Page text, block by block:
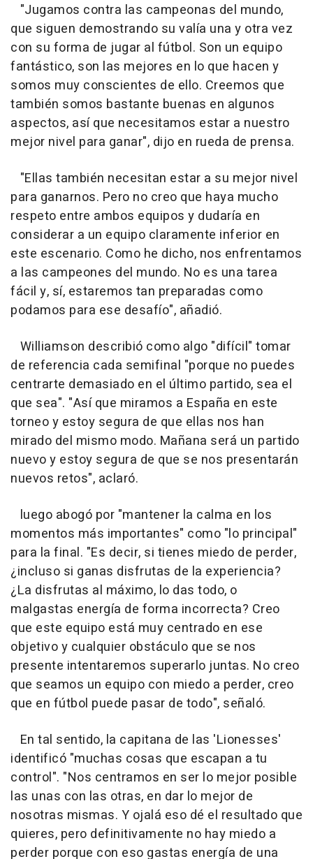
"Jugamos contra las campeonas del mundo,
que siguen demostrando su valía una y otra vez
con su forma de jugar al fútbol. Son un equipo
fantástico, son las mejores en lo que hacen y
somos muy conscientes de ello. Creemos que
también somos bastante buenas en algunos
aspectos, así que necesitamos estar a nuestro
mejor nivel para ganar", dijo en rueda de prensa.
"Ellas también necesitan estar a su mejor nivel
para ganarnos. Pero no creo que haya mucho
respeto entre ambos equipos y dudaría en
considerar a un equipo claramente inferior en
este escenario. Como he dicho, nos enfrentamos
a las campeones del mundo. No es una tarea
fácil y, sí, estaremos tan preparadas como
podamos para ese desafío", añadió.
Williamson describió como algo "difícil" tomar
de referencia cada semifinal "porque no puedes
centrarte demasiado en el último partido, sea el
que sea". "Así que miramos a España en este
torneo y estoy segura de que ellas nos han
mirado del mismo modo. Mañana será un partido
nuevo y estoy segura de que se nos presentarán
nuevos retos", aclaró.
luego abogó por "mantener la calma en los
momentos más importantes" como "lo principal"
para la final. "Es decir, si tienes miedo de perder,
¿incluso si ganas disfrutas de la experiencia?
¿La disfrutas al máximo, lo das todo, o
malgastas energía de forma incorrecta? Creo
que este equipo está muy centrado en ese
objetivo y cualquier obstáculo que se nos
presente intentaremos superarlo juntas. No creo
que seamos un equipo con miedo a perder, creo
que en fútbol puede pasar de todo", señaló.
En tal sentido, la capitana de las 'Lionesses'
identificó "muchas cosas que escapan a tu
control". "Nos centramos en ser lo mejor posible
las unas con las otras, en dar lo mejor de
nosotras mismas. Y ojalá eso dé el resultado que
quieres, pero definitivamente no hay miedo a
perder porque con eso gastas energía de una